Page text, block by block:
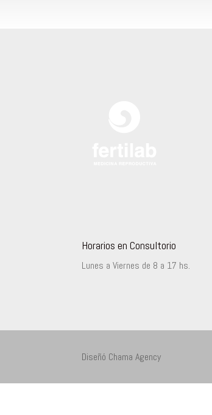
Horarios en Consultorio
Lunes a Viernes de 8 a 17 hs.
Diseñó Chama Agency